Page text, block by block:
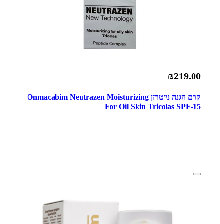
₪219.00
קרם הגנה ניוטרזן Onmacabim Neutrazen Moisturizing
For Oil Skin Tricolas SPF-15